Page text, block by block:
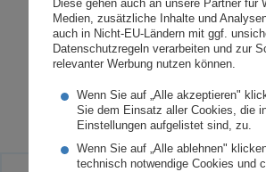
Diese gehen auch an unsere Partner für
Medien, zusätzliche Inhalte und
auch in Nicht-EU-Ländern mit ggf.
Datenschutzregeln verarbeiten und zur
relevanter Werbung nutzen können.
Wenn Sie auf „Alle akzeptieren"
Sie dem Einsatz aller Cookies, die
Einstellungen aufgelistet sind, zu.
Wenn Sie auf „Alle ablehnen"
technisch notwendige Cookies und
Wolfgang Gadermaier
DONAU Versicherung) ©